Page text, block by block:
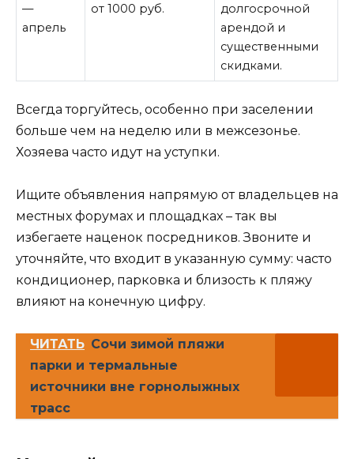
—
апрель
от 1000 руб.
долгосрочной
арендой и
существенными
скидками.
Всегда торгуйтесь, особенно при заселении
больше чем на неделю или в межсезонье.
Хозяева часто идут на уступки.
Ищите объявления напрямую от владельцев на
местных форумах и площадках – так вы
избегаете наценок посредников. Звоните и
уточняйте, что входит в указанную сумму: часто
кондиционер, парковка и близость к пляжу
влияют на конечную цифру.
ЧИТАТЬ Сочи зимой пляжи
парки и термальные
источники вне горнолыжных
трасс